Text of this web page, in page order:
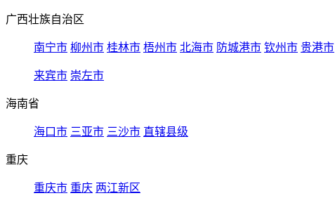
广西壮族自治区
南宁市 柳州市 桂林市 梧州市 北海市 防城港市 钦州市 贵港市
来宾市 崇左市
海南省
海口市 三亚市 三沙市 直辖县级
重庆
重庆市 重庆 两江新区